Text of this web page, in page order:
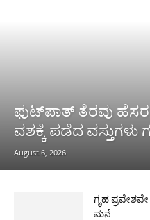
ಫುಟ್‌ಪಾತ್ ತೆರವು
ವಶಕ್ಕೆ ಪಡೆದ
August 6, 2026
ಗೃಹ
ಮನೆ